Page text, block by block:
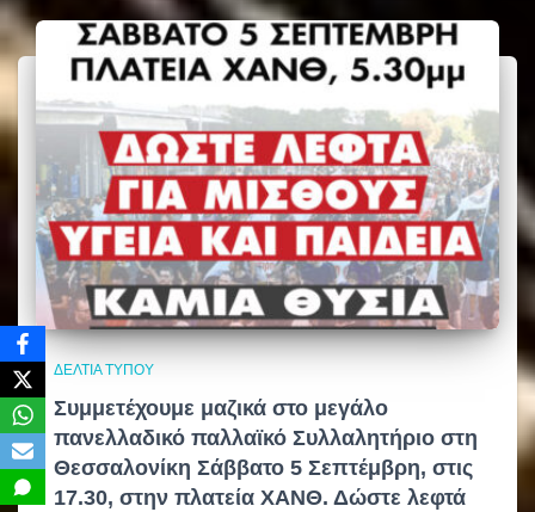
ΔΕΛΤΊΑ ΤΎΠΟΥ
Συμμετέχουμε μαζικά στο μεγάλο
πανελλαδικό παλλαϊκό Συλλαλητήριο στη
Θεσσαλονίκη Σάββατο 5 Σεπτέμβρη, στις
17.30, στην πλατεία ΧΑΝΘ. Δώστε λεφτά